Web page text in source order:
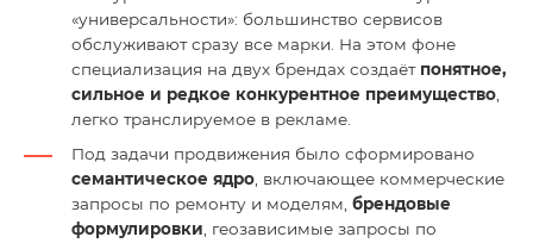
«универсальности»: большинство сервисов
обслуживают сразу все марки. На этом фоне
специализация на двух брендах создаёт понятное,
сильное и редкое конкурентное преимущество
легко транслируемое в рекламе.
Под задачи продвижения было сформировано
семантическое ядро , включающее коммерческие
запросы по ремонту и моделям, брендовые
формулировки , геозависимые запросы по